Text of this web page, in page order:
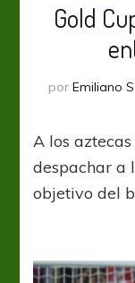
Gold
por Emiliano
A los
despachar a
objetivo del